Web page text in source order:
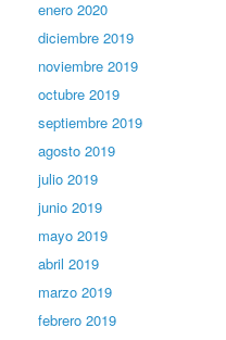
enero 2020
diciembre 2019
noviembre 2019
octubre 2019
septiembre 2019
agosto 2019
julio 2019
junio 2019
mayo 2019
abril 2019
marzo 2019
febrero 2019